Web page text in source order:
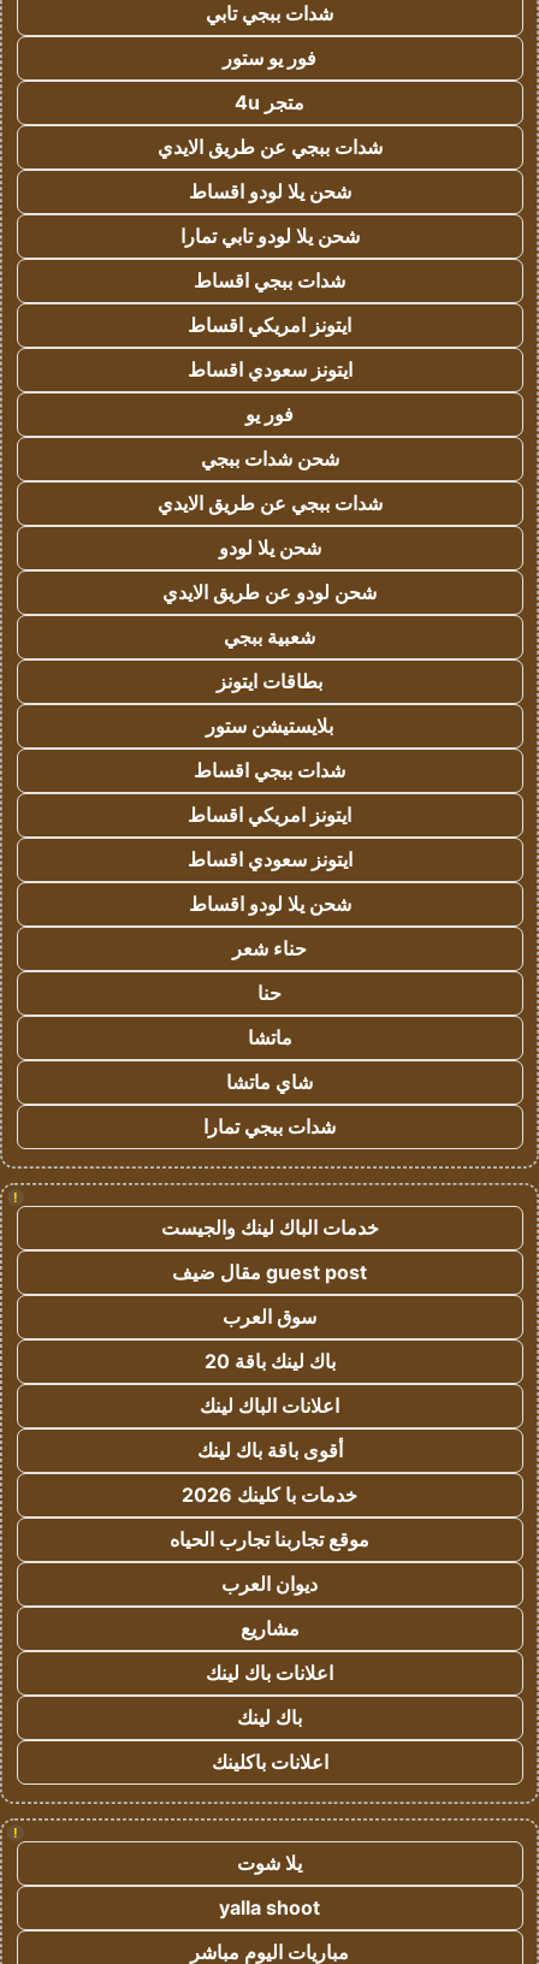
شدات ببجي تابي
فور يو ستور
متجر 4u
شدات ببجي عن طريق الايدي
شحن يلا لودو اقساط
شحن يلا لودو تابي تمارا
شدات ببجي اقساط
ايتونز امريكي اقساط
ايتونز سعودي اقساط
فور يو
شحن شدات ببجي
شدات ببجي عن طريق الايدي
شحن يلا لودو
شحن لودو عن طريق الايدي
شعبية ببجي
بطاقات ايتونز
بلايستيشن ستور
شدات ببجي اقساط
ايتونز امريكي اقساط
ايتونز سعودي اقساط
شحن يلا لودو اقساط
حناء شعر
حنا
ماتشا
شاي ماتشا
شدات ببجي تمارا
!
خدمات الباك لينك والجيست
guest post مقال ضيف
سوق العرب
باك لينك باقة 20
اعلانات الباك لينك
أقوى باقة باك لينك
خدمات با كلينك 2026
موقع تجاربنا تجارب الحياه
ديوان العرب
مشاريع
اعلانات باك لينك
باك لينك
اعلانات باكلينك
!
يلا شوت
yalla shoot
مباريات اليوم مباشر